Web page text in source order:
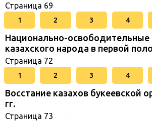
Страница 69
1 2 3 4
Национально-
казахского народа в первой
Страница 72
1 2 3 4
Восстание казахов букеевской
гг.
Страница 73